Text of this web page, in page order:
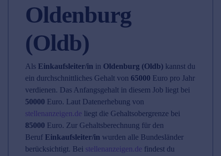
Oldenburg
(Oldb)
Als Einkaufsleiter/in in Oldenburg (Oldb) kannst du
ein durchschnittliches Gehalt von 65000 Euro pro Jahr
verdienen. Das Anfangsgehalt in diesem Job liegt bei
50000 Euro. Laut Datenerhebung von
stellenanzeigen.de liegt die Gehaltsobergrenze bei
85000 Euro. Zur Gehaltsberechnung für den
Beruf Einkaufsleiter/in wurden alle Bundesländer
berücksichtigt. Bei stellenanzeigen.de findest du